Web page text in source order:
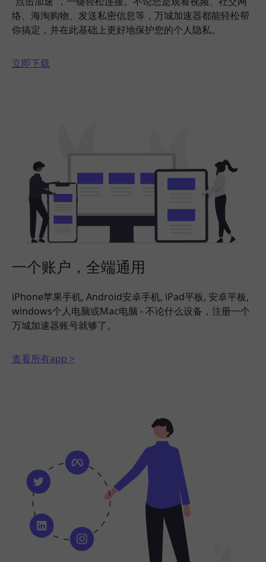
络、海淘购物、发送私密信息等，万城加速器都能轻松帮
你搞定，并在此基础上更好地保护您的个人隐私。
立即下载
一个账户，全端通用
iPhone苹果手机, Android安卓手机, iPad平板, 安卓平板,
windows个人电脑或Mac电脑 - 不论什么设备，注册一个
万城加速器账号就够了。
查看所有app >